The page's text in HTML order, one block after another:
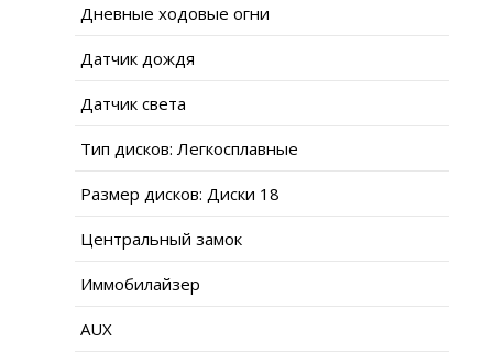
Дневные ходовые огни
Датчик дождя
Датчик света
Тип дисков: Легкосплавные
Размер дисков: Диски 18
Центральный замок
Иммобилайзер
AUX